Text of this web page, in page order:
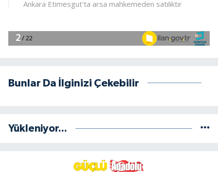
Bunlar Da İlginizi Çekebilir
Yükleniyor...